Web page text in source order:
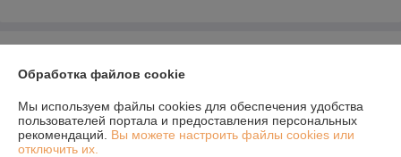
Доставка и оплата
Обработка файлов cookie
Мы используем файлы cookies для обеспечения удобства
пользователей портала и предоставления персональных
рекомендаций. Вы можете настроить файлы cookies или
отключить их.